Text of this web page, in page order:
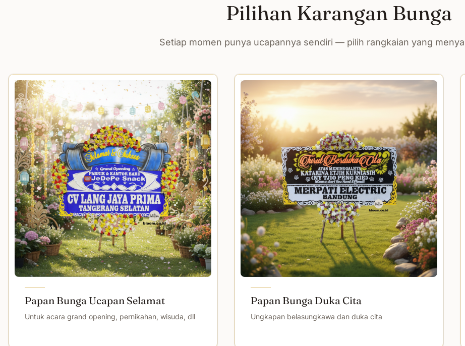
Pilihan Karangan Bunga
Setiap momen punya ucapannya sendiri — pilih rangkaian yang
Papan Bunga Ucapan Selamat
Untuk acara grand opening, pernikahan, wisuda, dll
Papan Bunga Duka Cita
Ungkapan belasungkawa dan duka cita